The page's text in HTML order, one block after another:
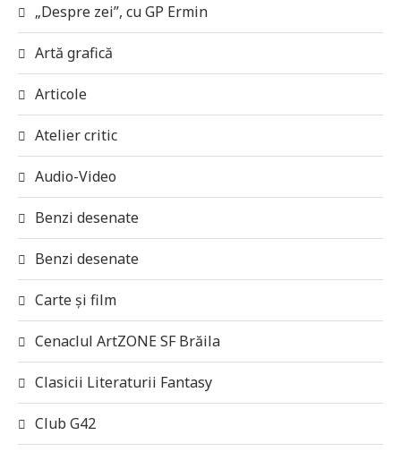
„Despre zei”, cu GP Ermin
Artă grafică
Articole
Atelier critic
Audio-Video
Benzi desenate
Benzi desenate
Carte și film
Cenaclul ArtZONE SF Brăila
Clasicii Literaturii Fantasy
Club G42